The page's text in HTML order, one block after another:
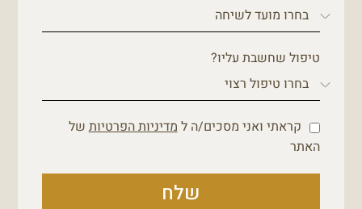
טיפול שחשבת עליו?
קראתי ואני מסכים/ה למדיניות הפרטיותשל
האתר
שלח